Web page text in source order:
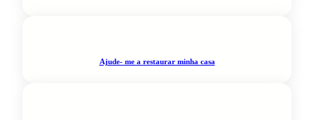
Ajude- me a restaurar minha casa